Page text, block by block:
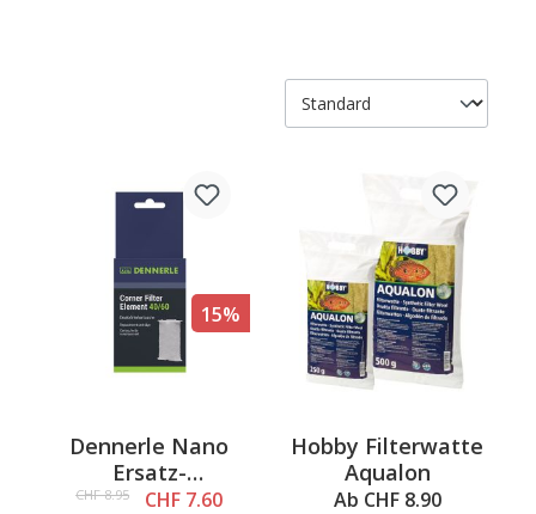
15%
Dennerle Nano
Ersatz-
Filterelement
CHF 8.95 CHF 7.60
Hobby Filterwatte
Aqualon
Ab CHF 8.90